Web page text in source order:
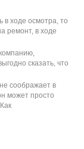
в ходе осмотра, то
ремонт, в ходе
сказать, что
соображает в
может просто